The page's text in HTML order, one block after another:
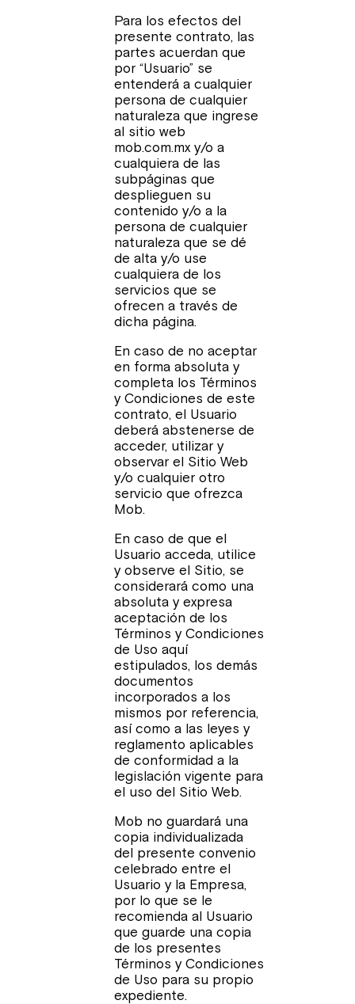
Para los efectos del
presente contrato, las
partes acuerdan que
por “Usuario” se
entenderá a cualquier
persona de cualquier
naturaleza que ingrese
al sitio web
mob.com.mx y/o a
cualquiera de las
subpáginas que
desplieguen su
contenido y/o a la
persona de cualquier
naturaleza que se dé
de alta y/o use
cualquiera de los
servicios que se
ofrecen a través de
dicha página.
En caso de no aceptar
en forma absoluta y
completa los Términos
y Condiciones de este
contrato, el Usuario
deberá abstenerse de
acceder, utilizar y
observar el Sitio Web
y/o cualquier otro
servicio que ofrezca
Mob.
En caso de que el
Usuario acceda, utilice
y observe el Sitio, se
considerará como una
absoluta y expresa
aceptación de los
Términos y Condiciones
de Uso aquí
estipulados, los demás
documentos
incorporados a los
mismos por referencia,
así como a las leyes y
reglamento aplicables
de conformidad a la
legislación vigente para
el uso del Sitio Web.
Mob no guardará una
copia individualizada
del presente convenio
celebrado entre el
Usuario y la Empresa,
por lo que se le
recomienda al Usuario
que guarde una copia
de los presentes
Términos y Condiciones
de Uso para su propio
expediente.